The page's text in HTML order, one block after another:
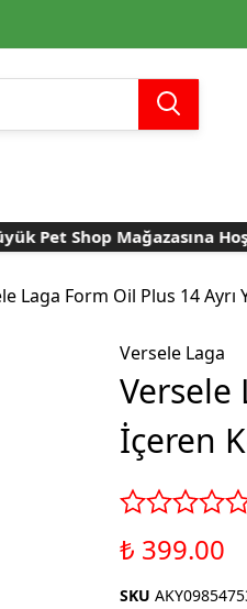
Sağlık ve Bakım
Ürünleri
Dezenfektanlar
Parazit Spreyi ve
Kafes Taban
Aparatları
Mama ve Su
Kedi Aksesuarları
Taşımalar
Shop Mağazasına
Laga Form Oil Plus 14 Ayrı
Versele Laga
Versele
İçeren
₺ 399.00
SKU